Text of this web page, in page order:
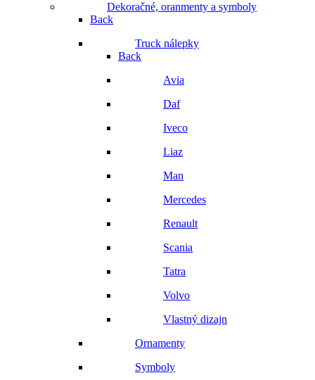
Dekoračné, oranmenty a symboly
Back
Truck nálepky
Back
Avia
Daf
Iveco
Liaz
Man
Mercedes
Renault
Scania
Tatra
Volvo
Vlastný dizajn
Ornamenty
Symboly